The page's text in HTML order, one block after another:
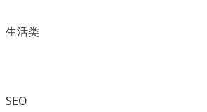
生活类
SEO